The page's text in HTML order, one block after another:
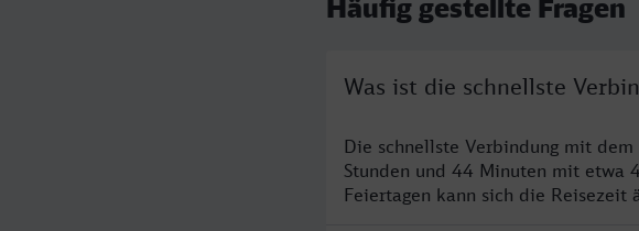
Häufig gestellte Fragen
Was ist die schnellste
Die schnellste Verbindung mit
Stunden und 44 Minuten mit etwa
Feiertagen kann sich die Reisezeit